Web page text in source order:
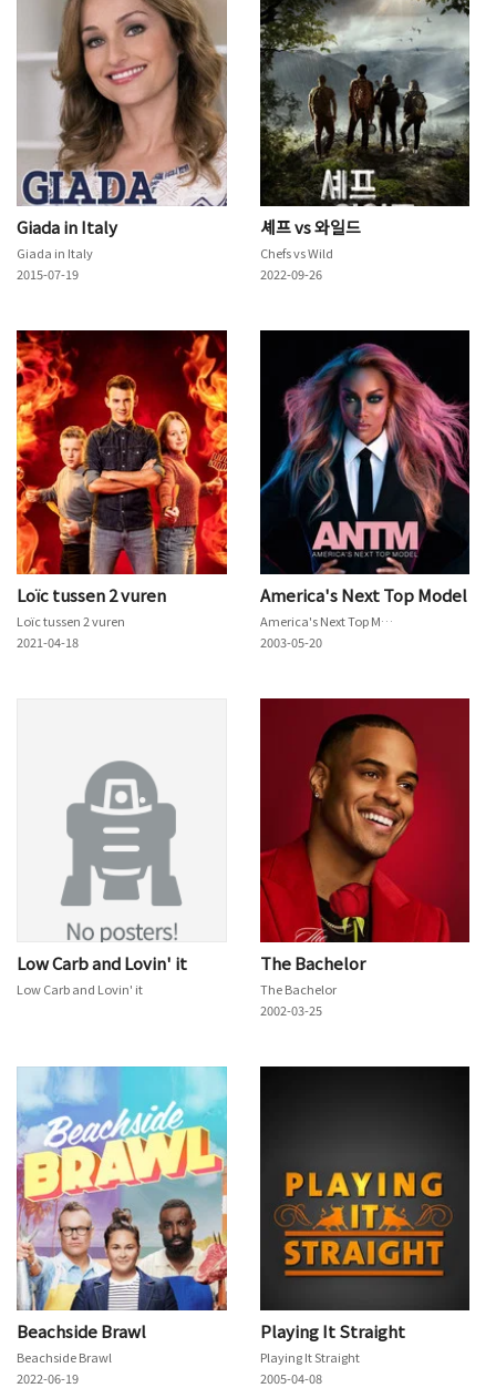
Giada in Italy
Giada in Italy
2015-07-19
셰프 vs 와일드
Chefs vs Wild
2022-09-26
Loïc tussen 2 vuren
Loïc tussen 2 vuren
2021-04-18
America's Next Top Model
America's Next Top Model
2003-05-20
Low Carb and Lovin' it
Low Carb and Lovin' it
The Bachelor
The Bachelor
2002-03-25
Beachside Brawl
Beachside Brawl
2022-06-19
Playing It Straight
Playing It Straight
2005-04-08